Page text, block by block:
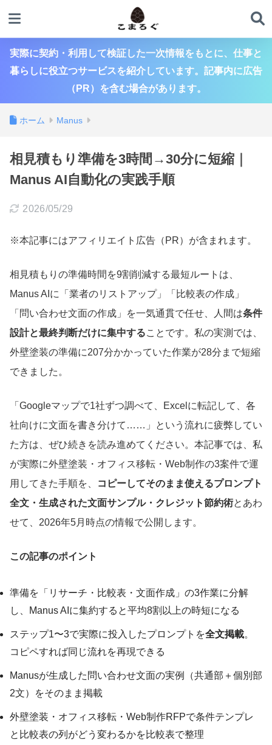
実際に契約・利用して検証した一次情報をもとに、仕事と
暮らしに役立つサービスを紹介しています。記事内に広告
（PR）を含む場合があります。
ホーム Manus
相見積もり準備を3時間→30分に短縮｜
Manus AI自動化の実践手順
2026/05/29
※本記事にはアフィリエイト広告（PR）が含まれます。
相見積もりの準備時間を9割削減する最短ルートは、
Manus AIに「業者のリストアップ」「比較表の作成」
「問い合わせ文面の作成」を一気通貫で任せ、人間は条件
設計と最終判断だけに集中することです。私の実測では、
外壁塗装の準備に207分かかっていた作業が28分まで短縮
できました。
「Googleマップで1社ずつ調べて、Excelに転記して、各
社向けに文面を書き分けて……」という流れに疲弊してい
た方は、ぜひ続きを読み進めてください。本記事では、私
が実際に外壁塗装・オフィス移転・Web制作の3案件で運
用してきた手順を、
コピーしてそのまま使えるプロンプト
全文・生成された文面サンプル・クレジット節約術とあわ
せて、2026年5月時点の情報で公開します。
この記事のポイント
準備を「リサーチ・比較表・文面作成」の3作業に分解
し、Manus AIに集約すると平均8割以上の時短になる
ステップ1〜3で実際に投入したプロンプトを全文掲載。
コピペすれば同じ流れを再現できる
Manusが生成した問い合わせ文面の実例（共通部＋個別部
2文）をそのまま掲載
外壁塗装・オフィス移転・Web制作RFPで条件テンプレ
と比較表の列がどう変わるかを比較表で整理